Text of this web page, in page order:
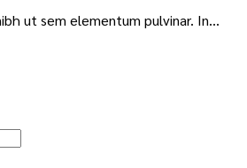
ut sem elementum pulvinar. In...